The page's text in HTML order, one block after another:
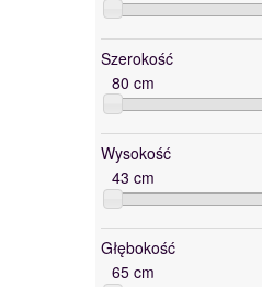
Szerokość
80 cm
Wysokość
43 cm
Głębokość
65 cm